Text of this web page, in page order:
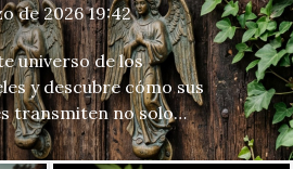
de 2026 19:42
universo de los
y descubre cómo sus
transmiten no solo
significado espiritual.
por las